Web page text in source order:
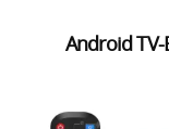
Android TV-